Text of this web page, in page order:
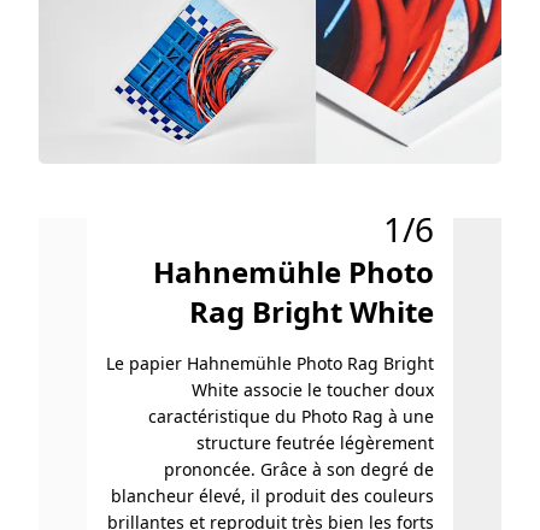
1/6
Hahnemühle Photo
Rag Bright White
Le papier Hahnemühle Photo Rag Bright
White associe le toucher doux
caractéristique du Photo Rag à une
structure feutrée légèrement
prononcée. Grâce à son degré de
blancheur élevé, il produit des couleurs
brillantes et reproduit très bien les forts